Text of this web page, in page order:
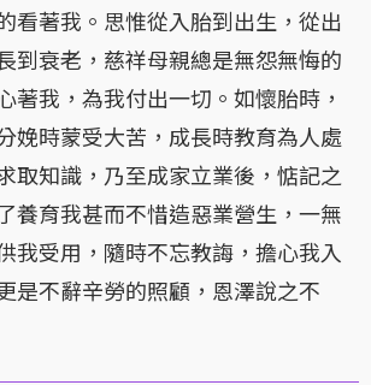
看著我。思惟從入胎到出生，從出
到衰老，慈祥母親總是無怨無悔的
著我，為我付出一切。如懷胎時，
娩時蒙受大苦，成長時教育為人處
取知識，乃至成家立業後，惦記之
養育我甚而不惜造惡業營生，一無
我受用，隨時不忘教誨，擔心我入
是不辭辛勞的照顧，恩澤說之不